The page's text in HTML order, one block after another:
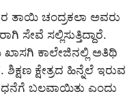
ತಾಯಿ ಚಂದ್ರಕಲಾ ಅವರು
ಸೇವೆ ಸಲ್ಲಿಸುತ್ತಿದ್ದಾರೆ.
ಕಾಲೇಜಿನಲ್ಲಿ ಅತಿಥಿ
ಕ್ಷೇತ್ರದ ಹಿನ್ನೆಲೆ ಇರುವ
ಬಲವಾಯಿತು ಎಂದು